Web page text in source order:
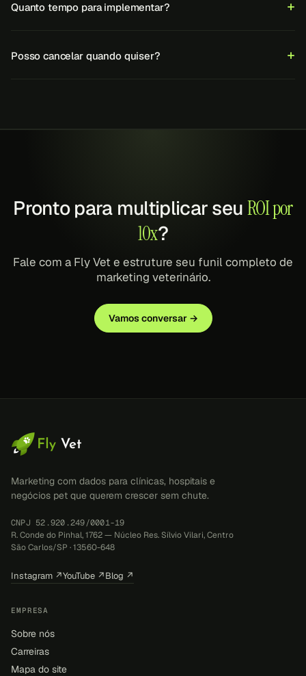
Quanto tempo para implementar?
Posso cancelar quando quiser?
Pronto para multiplicar seuROI por
10x?
Fale com a Fly Vet e estruture seu funil completo de
marketing veterinário.
Vamos conversar →
Marketing com dados para clínicas, hospitais e
negócios pet que querem crescer sem chute.
CNPJ 52.920.249/0001-19
R. Conde do Pinhal, 1762 — Núcleo Res. Sílvio Vilari, Centro
São Carlos/SP · 13560-648
Instagram ↗YouTube ↗Blog ↗
EMPRESA
Sobre nós
Carreiras
Mapa do site